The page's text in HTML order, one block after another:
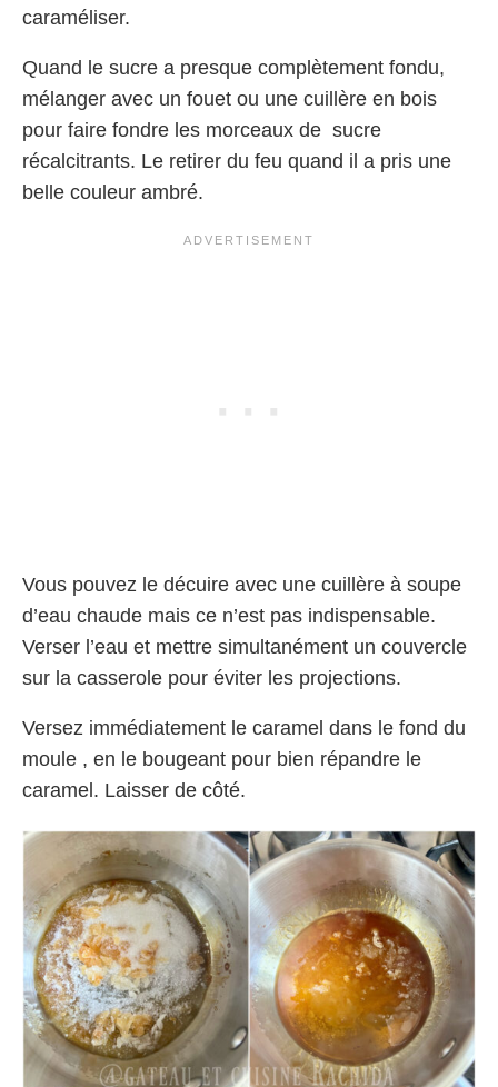
caraméliser.
Quand le sucre a presque complètement fondu,
mélanger avec un fouet ou une cuillère en bois
pour faire fondre les morceaux de sucre
récalcitrants. Le retirer du feu quand il a pris une
belle couleur ambré.
Vous pouvez le décuire avec une cuillère à soupe
d’eau chaude mais ce n’est pas indispensable.
Verser l’eau et mettre simultanément un couvercle
sur la casserole pour éviter les projections.
Versez immédiatement le caramel dans le fond du
moule , en le bougeant pour bien répandre le
caramel. Laisser de côté.